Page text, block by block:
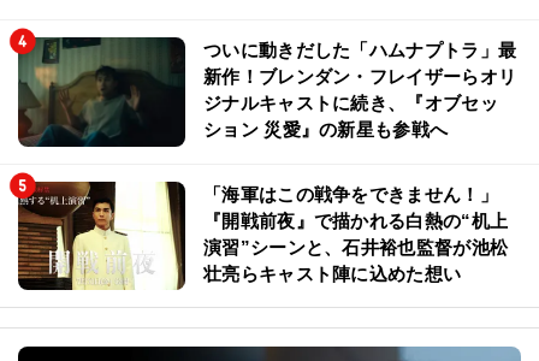
ついに動きだした「ハムナプトラ」最
新作！ブレンダン・フレイザーらオリ
ジナルキャストに続き、『オブセッ
ション 災愛』の新星も参戦へ
「海軍はこの戦争をできません！」
『開戦前夜』で描かれる白熱の“机上
演習”シーンと、石井裕也監督が池松
壮亮らキャスト陣に込めた想い